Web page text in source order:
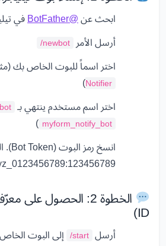
ابحث عن @BotFather في
أرسل الأمر /newbot
اختر اسماً للبوت الخاص بك
Notifier
)
اختر اسم مستخدم ينتهي بـ bot
myform_notify_bot
)
انسخ رمز البوت (Bot Token). الصيغة:
123456789:ABCdefGhIJKlmNoPQRsTUVwxyz_0123456789
ID)
أرسل /start إلى البوت